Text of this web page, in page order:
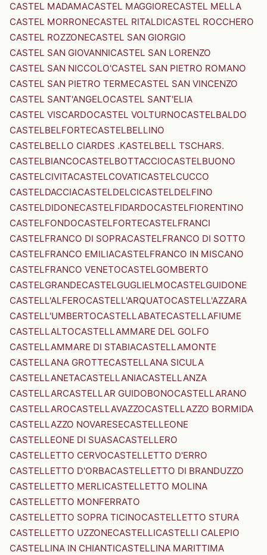
CASTEL MADAMACASTEL MAGGIORECASTEL MELLA
CASTEL MORRONECASTEL RITALDICASTEL ROCCHERO
CASTEL ROZZONECASTEL SAN GIORGIO
CASTEL SAN GIOVANNICASTEL SAN LORENZO
CASTEL SAN NICCOLO'CASTEL SAN PIETRO ROMANO
CASTEL SAN PIETRO TERMECASTEL SAN VINCENZO
CASTEL SANT'ANGELOCASTEL SANT'ELIA
CASTEL VISCARDOCASTEL VOLTURNOCASTELBALDO
CASTELBELFORTECASTELBELLINO
CASTELBELLO CIARDES .KASTELBELL TSCHARS.
CASTELBIANCOCASTELBOTTACCIOCASTELBUONO
CASTELCIVITACASTELCOVATICASTELCUCCO
CASTELDACCIACASTELDELCICASTELDELFINO
CASTELDIDONECASTELFIDARDOCASTELFIORENTINO
CASTELFONDOCASTELFORTECASTELFRANCI
CASTELFRANCO DI SOPRACASTELFRANCO DI SOTTO
CASTELFRANCO EMILIACASTELFRANCO IN MISCANO
CASTELFRANCO VENETOCASTELGOMBERTO
CASTELGRANDECASTELGUGLIELMOCASTELGUIDONE
CASTELL'ALFEROCASTELL'ARQUATOCASTELL'AZZARA
CASTELL'UMBERTOCASTELLABATECASTELLAFIUME
CASTELLALTOCASTELLAMMARE DEL GOLFO
CASTELLAMMARE DI STABIACASTELLAMONTE
CASTELLANA GROTTECASTELLANA SICULA
CASTELLANETACASTELLANIACASTELLANZA
CASTELLARCASTELLAR GUIDOBONOCASTELLARANO
CASTELLAROCASTELLAVAZZOCASTELLAZZO BORMIDA
CASTELLAZZO NOVARESECASTELLEONE
CASTELLEONE DI SUASACASTELLERO
CASTELLETTO CERVOCASTELLETTO D'ERRO
CASTELLETTO D'ORBACASTELLETTO DI BRANDUZZO
CASTELLETTO MERLICASTELLETTO MOLINA
CASTELLETTO MONFERRATO
CASTELLETTO SOPRA TICINOCASTELLETTO STURA
CASTELLETTO UZZONECASTELLICASTELLI CALEPIO
CASTELLINA IN CHIANTICASTELLINA MARITTIMA